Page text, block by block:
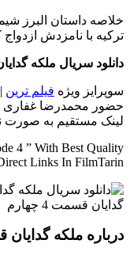
خلاصه داستان البرز
ترکیه با نامزدش
دانلود سریال ملکه گدایان
سوپرایز ویژه فیلم ترین
حضور محمدرضا غفاری
لینک مستقیم به صورت
4 ” With Best Quality
Links In FilmTarin
درباره ملکه گدایان